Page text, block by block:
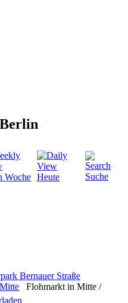
Woche Heute Suche
Bernauer Straße
Flohmarkt in Mitte /